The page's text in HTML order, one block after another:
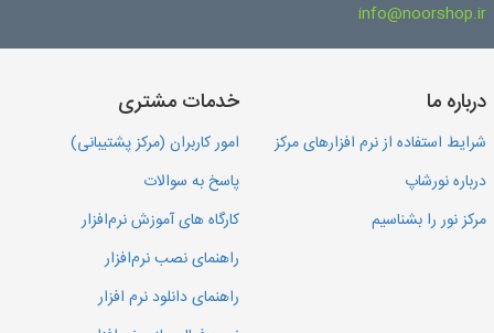
info@noorshop.ir
درباره ما
شرایط استفاده از نرم افزارهای مرکز
درباره نورشاپ
مرکز نور را بشناسیم
خدمات مشتری
امور کاربران (مرکز پشتیبانی)
پاسخ به سوالات
کارگاه های آموزش نرم‌افزار
راهنمای نصب نرم‌افزار
راهنمای دانلود نرم افزار